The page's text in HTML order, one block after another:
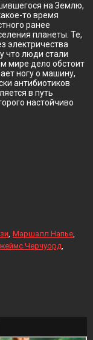
на Землю,
то время
ранее
планеты. Те,
электричества
что люди стали
мире дело обстоит
ногу о машину,
антибиотиков
в путь
настойчиво
Маршалл Напье
Черчуорд